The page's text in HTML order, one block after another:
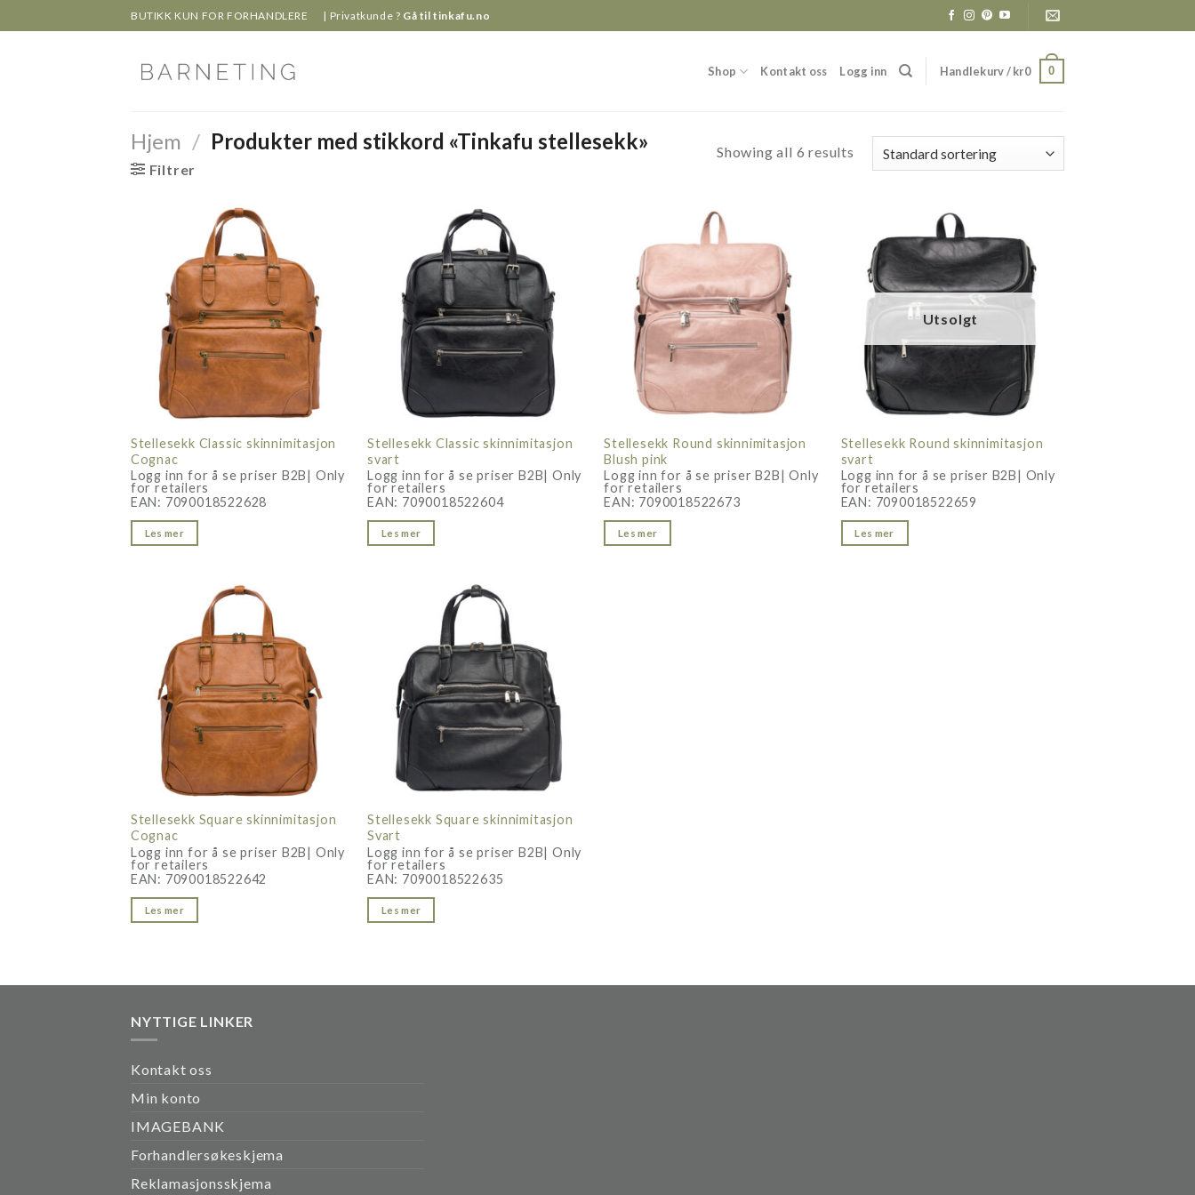
to
BUTIKK KUN FOR FORHANDLERE | Privatkunde ? Gå til tinkafu.no
Shop Kontakt oss Logg inn Handlekurv /kr0 0
Hjem / Produkter med stikkord «Tinkafu stellesekk»
Filtrer
Showing all 6 results
Stellesekk Classic skinnimitasjon
Cognac
Logg inn for å se priser B2B| Only
for retailers
EAN: 7090018522628
Les mer
Stellesekk Classic skinnimitasjon
svart
Logg inn for å se priser B2B| Only
for retailers
EAN: 7090018522604
Les mer
Stellesekk Round skinnimitasjon
Blush pink
Logg inn for å se priser B2B| Only
for retailers
EAN: 7090018522673
Les mer
Utsolgt
Stellesekk Round skinnimitasjon
svart
Logg inn for å se priser B2B| Only
for retailers
EAN: 7090018522659
Les mer
Stellesekk Square skinnimitasjon
Cognac
Logg inn for å se priser B2B| Only
for retailers
EAN: 7090018522642
Les mer
Stellesekk Square skinnimitasjon
Svart
Logg inn for å se priser B2B| Only
for retailers
EAN: 7090018522635
Les mer
NYTTIGE LINKER
Kontakt oss
Min konto
IMAGEBANK
Forhandlersøkeskjema
Reklamasjonsskjema